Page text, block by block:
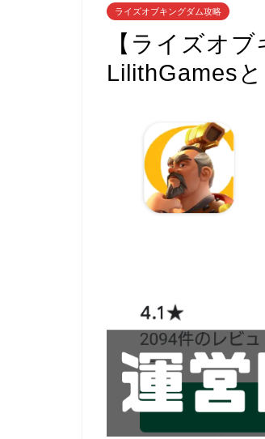
ライズオブキングダム攻略
【ライズオ
LilithGames